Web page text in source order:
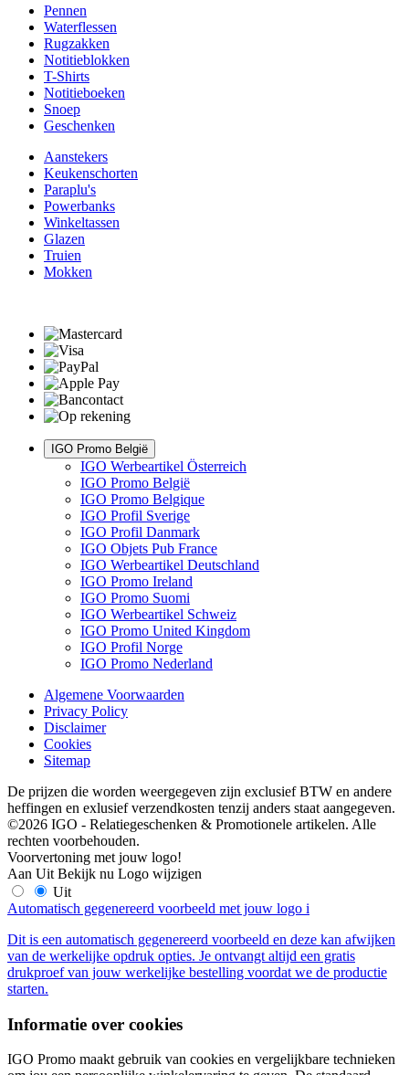
Pennen
Waterflessen
Rugzakken
Notitieblokken
T-Shirts
Notitieboeken
Snoep
Geschenken
Aanstekers
Keukenschorten
Paraplu's
Powerbanks
Winkeltassen
Glazen
Truien
Mokken
IGO Promo België
IGO Werbeartikel Österreich
IGO Promo België
IGO Promo Belgique
IGO Profil Sverige
IGO Profil Danmark
IGO Objets Pub France
IGO Werbeartikel Deutschland
IGO Promo Ireland
IGO Promo Suomi
IGO Werbeartikel Schweiz
IGO Promo United Kingdom
IGO Profil Norge
IGO Promo Nederland
Algemene Voorwaarden
Privacy Policy
Disclaimer
Cookies
Sitemap
De prijzen die worden weergegeven zijn exclusief BTW en andere
heffingen en exlusief verzendkosten tenzij anders staat aangegeven.
©2026 IGO - Relatiegeschenken & Promotionele artikelen. Alle
rechten voorbehouden.
Voorvertoning met jouw logo!
Aan Uit Bekijk nu Logo wijzigen
Uit
Automatisch gegenereerd voorbeeld met jouw logo i
Dit is een automatisch gegenereerd voorbeeld en deze kan afwijken
van de werkelijke opdruk opties. Je ontvangt altijd een gratis
drukproef van jouw werkelijke bestelling voordat we de productie
starten.
Informatie over cookies
IGO Promo maakt gebruik van cookies en vergelijkbare technieken